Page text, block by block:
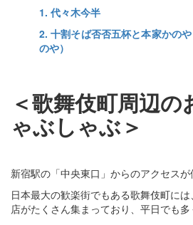
1. 代々木今半
2. 十割そば否否五杯と本家かの
のや）
＜歌舞伎町周辺の
ゃぶしゃぶ＞
新宿駅の「中央東口」からのアクセスが
日本最大の歓楽街でもある歌舞伎町に
店がたくさん集まっており、平日でも多